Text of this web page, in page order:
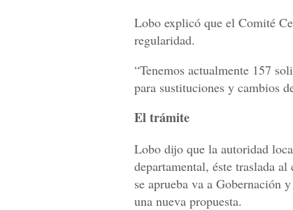
Lobo explicó que el Comité
regularidad.
“Tenemos actualmente 157
para sustituciones y cambios
El trámite
Lobo dijo que la autoridad
departamental, éste traslada
se aprueba va a Gobernación
una nueva propuesta.